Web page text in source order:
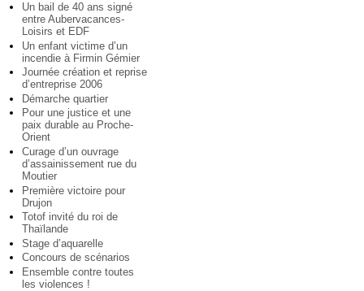
Un bail de 40 ans signé
entre Aubervacances-
Loisirs et EDF
Un enfant victime d’un
incendie à Firmin Gémier
Journée création et reprise
d’entreprise 2006
Démarche quartier
Pour une justice et une
paix durable au Proche-
Orient
Curage d’un ouvrage
d’assainissement rue du
Moutier
Première victoire pour
Drujon
Totof invité du roi de
Thaïlande
Stage d’aquarelle
Concours de scénarios
Ensemble contre toutes
les violences !